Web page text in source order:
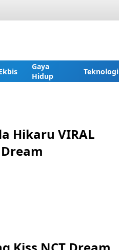
Gaya
Hidup
Teknologi
Hikaru VIRAL